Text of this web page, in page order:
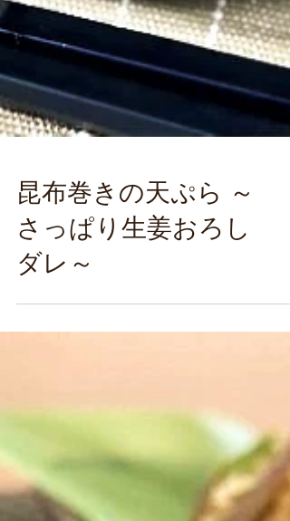
昆布巻きの天ぷら ～
さっぱり生姜おろし
ダレ～